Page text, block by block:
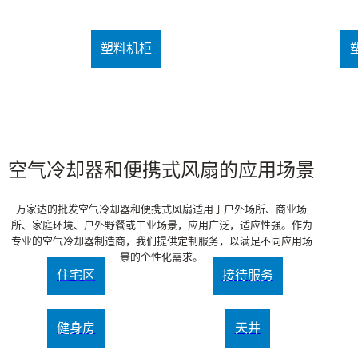
塑料机柜
空气冷却器和便携式风扇的应用场景
万家达的批发空气冷却器和便携式风扇适用于户外场所、商业场
所、家庭环境、户外野餐或工业场景，应用广泛，适应性强。作为
专业的空气冷却器制造商，我们提供定制服务，以满足不同应用场
景的个性化需求。
住宅区 接待服务
健身房 天井